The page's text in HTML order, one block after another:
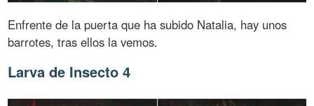
Enfrente de la puerta que ha subido Natalia, hay unos
barrotes, tras ellos la vemos.
Larva de Insecto 4